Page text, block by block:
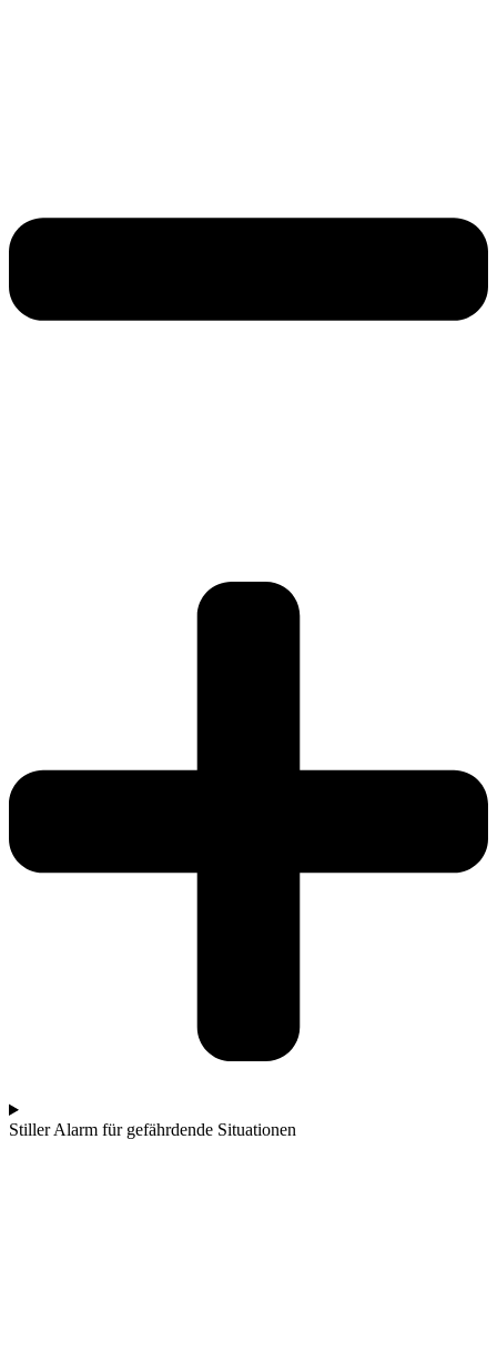
Stiller Alarm für gefährdende Situationen